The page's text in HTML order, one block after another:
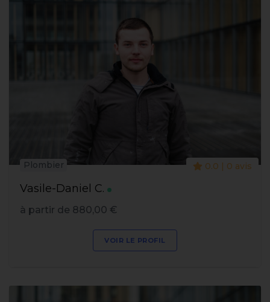
Vasile-Daniel C.
Plombier 0.0 | 0 avis
à partir de 880,00 €
VOIR LE PROFIL